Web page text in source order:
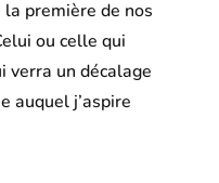
la première de nos
ou celle qui
verra un décalage
auquel j’aspire